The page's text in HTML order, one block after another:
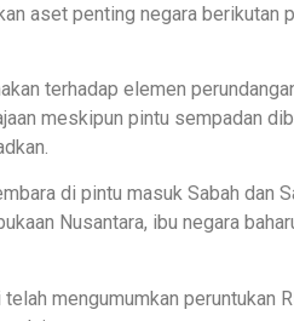
aset penting negara berikutan
terhadap elemen
meskipun pintu sempadan
di pintu masuk Sabah dan
Nusantara, ibu negara
mengumumkan peruntukan